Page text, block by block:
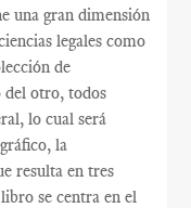
una gran dimensión
legales como
de
del otro, todos
lo cual será
la
resulta en tres
se centra en el